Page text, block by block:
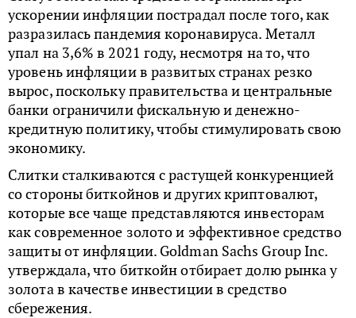
ускорении инфляции пострадал после того, как
разразилась пандемия коронавируса. Металл
упал на 3,6% в 2021 году, несмотря на то, что
уровень инфляции в развитых странах резко
вырос, поскольку правительства и центральные
банки ограничили фискальную и денежно-
кредитную политику, чтобы стимулировать свою
экономику.
Слитки сталкиваются с растущей конкуренцией
со стороны биткойнов и других криптовалют,
которые все чаще представляются инвесторам
как современное золото и эффективное средство
защиты от инфляции. Goldman Sachs Group Inc.
утверждала, что биткойн отбирает долю рынка у
золота в качестве инвестиции в средство
сбережения.